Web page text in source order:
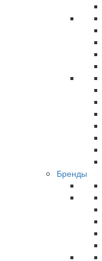
Бренды